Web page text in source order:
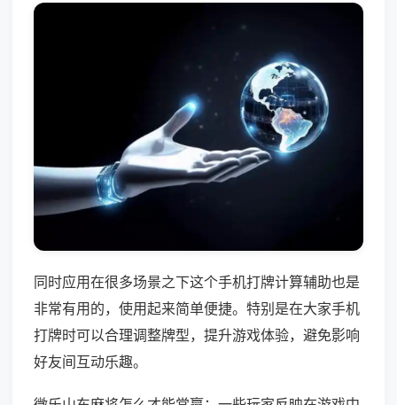
同时应用在很多场景之下这个手机打牌计算辅助也是
非常有用的，使用起来简单便捷。特别是在大家手机
打牌时可以合理调整牌型，提升游戏体验，避免影响
好友间互动乐趣。